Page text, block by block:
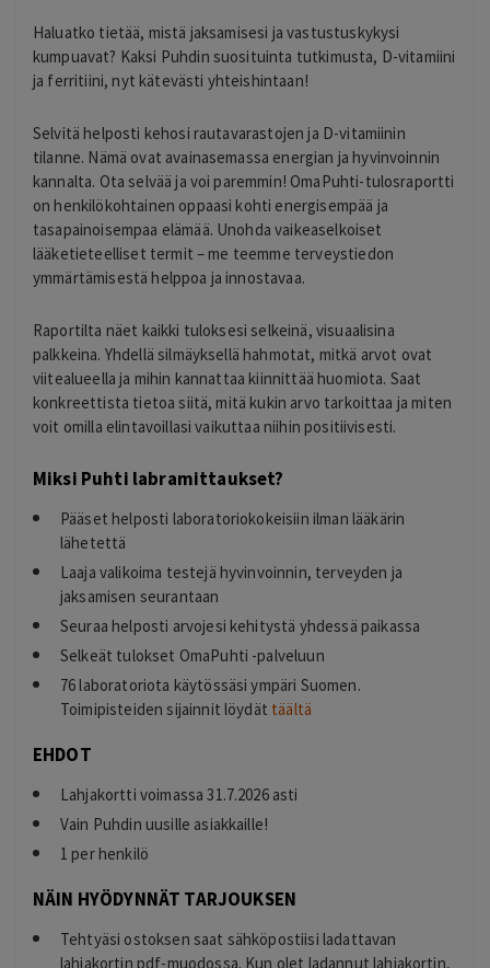
Haluatko tietää, mistä jaksamisesi ja vastustuskykysi
kumpuavat? Kaksi Puhdin suosituinta tutkimusta, D-vitamiini
ja ferritiini, nyt kätevästi yhteishintaan!
Selvitä helposti kehosi rautavarastojen ja D-vitamiinin
tilanne. Nämä ovat avainasemassa energian ja hyvinvoinnin
kannalta. Ota selvää ja voi paremmin! OmaPuhti-tulosraportti
on henkilökohtainen oppaasi kohti energisempää ja
tasapainoisempaa elämää. Unohda vaikeaselkoiset
lääketieteelliset termit – me teemme terveystiedon
ymmärtämisestä helppoa ja innostavaa.
Raportilta näet kaikki tuloksesi selkeinä, visuaalisina
palkkeina. Yhdellä silmäyksellä hahmotat, mitkä arvot ovat
viitealueella ja mihin kannattaa kiinnittää huomiota. Saat
konkreettista tietoa siitä, mitä kukin arvo tarkoittaa ja miten
voit omilla elintavoillasi vaikuttaa niihin positiivisesti.
Miksi Puhti labramittaukset?
Pääset helposti laboratoriokokeisiin ilman lääkärin
lähetettä
Laaja valikoima testejä hyvinvoinnin, terveyden ja
jaksamisen seurantaan
Seuraa helposti arvojesi kehitystä yhdessä paikassa
Selkeät tulokset OmaPuhti -palveluun
76 laboratoriota käytössäsi ympäri Suomen.
Toimipisteiden sijainnit löydät täältä
EHDOT
Lahjakortti voimassa 31.7.2026 asti
Vain Puhdin uusille asiakkaille!
1 per henkilö
NÄIN HYÖDYNNÄT TARJOUKSEN
Tehtyäsi ostoksen saat sähköpostiisi ladattavan
lahjakortin pdf-muodossa. Kun olet ladannut lahjakortin,